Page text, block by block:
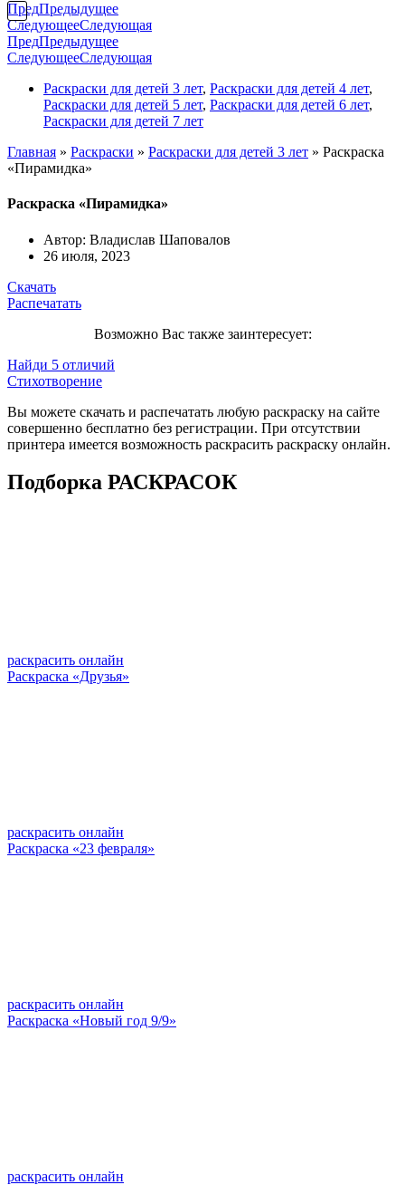
ПредПредыдущее
СледующееСледующая
ПредПредыдущее
СледующееСледующая
Раскраски для детей 3 лет, Раскраски для детей 4 лет,
Раскраски для детей 5 лет, Раскраски для детей 6 лет,
Раскраски для детей 7 лет
Главная » Раскраски » Раскраски для детей 3 лет » Раскраска
«Пирамидка»
Раскраска «Пирамидка»
Автор: Владислав Шаповалов
26 июля, 2023
Скачать
Распечатать
Возможно Вас также заинтересует:
Найди 5 отличий
Стихотворение
Вы можете скачать и распечатать любую раскраску на сайте
совершенно бесплатно без регистрации. При отсутствии
принтера имеется возможность раскрасить раскраску онлайн.
Подборка РАСКРАСОК
раскрасить онлайн
Раскраска «Друзья»
раскрасить онлайн
Раскраска «23 февраля»
раскрасить онлайн
Раскраска «Новый год 9/9»
раскрасить онлайн